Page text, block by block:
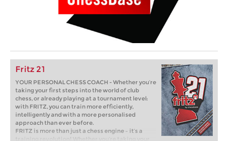
Fritz 21
YOUR PERSONAL CHESS COACH - Whether you’re
taking your first steps into the world of club
chess, or already playing at a tournament level:
with FRITZ, you can train more efficiently,
intelligently and with a more personalised
approach than ever before.
FRITZ is more than just a chess engine – it’s a
training revolution! Whether you’re taking your